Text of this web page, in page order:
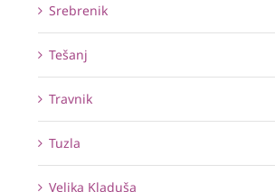
Srebrenik
Tešanj
Travnik
Tuzla
Velika Kladuša